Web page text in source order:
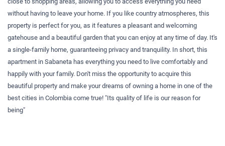
without having to leave your home. If you like country atmospheres, this
property is perfect for you, as it features a pleasant and welcoming
gatehouse and a beautiful garden that you can enjoy at any time of day. It's
a single-family home, guaranteeing privacy and tranquility. In short, this
apartment in Sabaneta has everything you need to live comfortably and
happily with your family. Don't miss the opportunity to acquire this
beautiful property and make your dreams of owning a home in one of the
best cities in Colombia come true! "Its quality of life is our reason for
being"